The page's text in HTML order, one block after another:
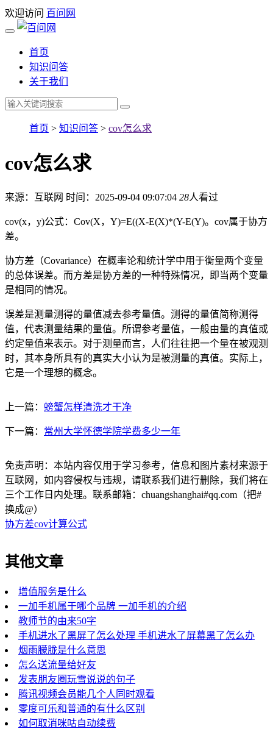
欢迎访问 百问网
首页
知识问答
关于我们
首页 > 知识问答 > cov怎么求
cov怎么求
来源：互联网 时间：2025-09-04 09:07:04 28人看过
cov(x，y)公式：Cov(X，Y)=E((X-E(X)*(Y-E(Y)。cov属于协方
差。
协方差（Covariance）在概率论和统计学中用于衡量两个变量
的总体误差。而方差是协方差的一种特殊情况，即当两个变量
是相同的情况。
误差是测量测得的量值减去参考量值。测得的量值简称测得
值，代表测量结果的量值。所谓参考量值，一般由量的真值或
约定量值来表示。对于测量而言，人们往往把一个量在被观测
时，其本身所具有的真实大小认为是被测量的真值。实际上，
它是一个理想的概念。
上一篇： 螃蟹怎样清洗才干净
下一篇： 常州大学怀德学院学费多少一年
免责声明：本站内容仅用于学习参考，信息和图片素材来源于
互联网，如内容侵权与违规，请联系我们进行删除，我们将在
三个工作日内处理。联系邮箱：chuangshanghai#qq.com（把#
换成@）
协方差cov计算公式
其他文章
增值服务是什么
一加手机属于哪个品牌 一加手机的介绍
教师节的由来50字
手机进水了黑屏了怎么处理 手机进水了屏幕黑了怎么办
烟雨朦胧是什么意思
怎么送流量给好友
发表朋友圈玩雪说说的句子
腾讯视频会员能几个人同时观看
零度可乐和普通的有什么区别
如何取消咪咕自动续费